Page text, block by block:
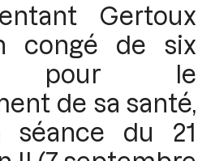
Gertoux
congé de six
pour le
de sa santé,
du 21